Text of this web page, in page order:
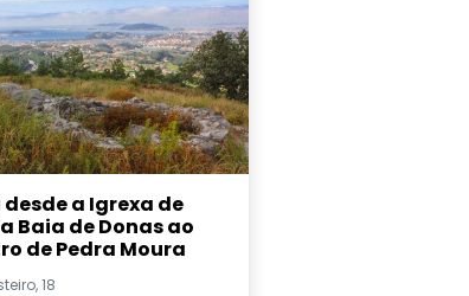
desde a Igrexa de
Baia de Donas ao
de Pedra Moura
18